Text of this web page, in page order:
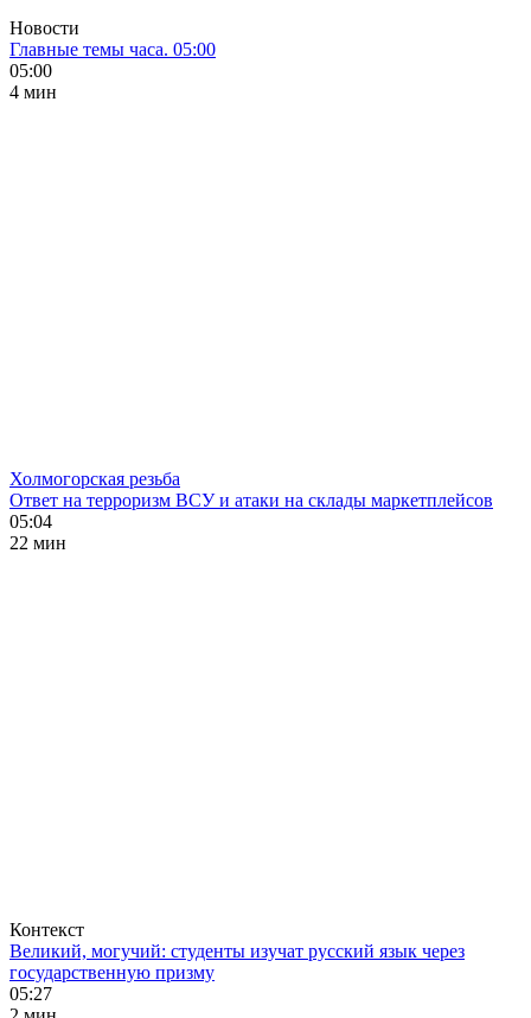
Новости
Главные темы часа. 05:00
05:00
4 мин
Холмогорская резьба
Ответ на терроризм ВСУ и атаки на склады маркетплейсов
05:04
22 мин
Контекст
Великий, могучий: студенты изучат русский язык через
государственную призму
05:27